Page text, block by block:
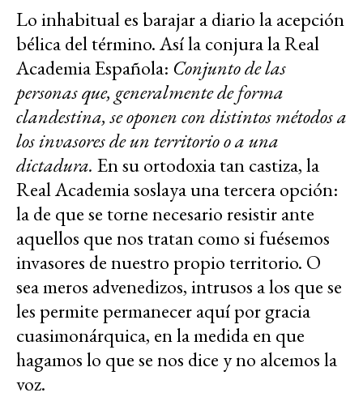
Lo inhabitual es barajar a diario la acepción
bélica del término. Así la conjura la Real
Academia Española: Conjunto de las
personas que, generalmente de forma
clandestina, se oponen con distintos métodos a
los invasores de un territorio o a una
dictadura. En su ortodoxia tan castiza, la
Real Academia soslaya una tercera opción:
la de que se torne necesario resistir ante
aquellos que nos tratan como si fuésemos
invasores de nuestro propio territorio. O
sea meros advenedizos, intrusos a los que se
les permite permanecer aquí por gracia
cuasimonárquica, en la medida en que
hagamos lo que se nos dice y no alcemos la
voz.